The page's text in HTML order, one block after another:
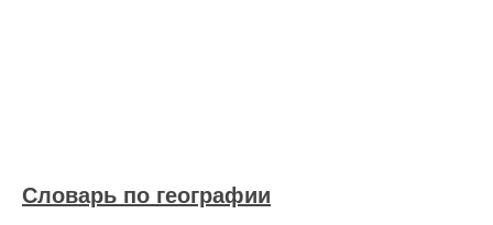
Словарь по географии